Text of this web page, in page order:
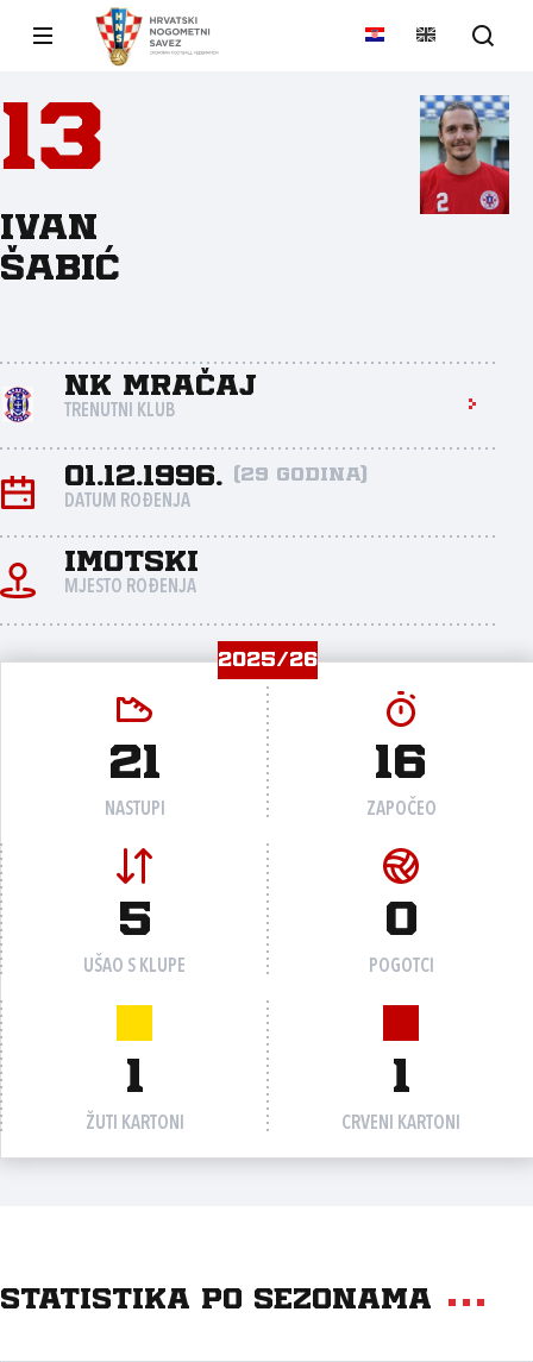
13
Ivan
Šabić
NK Mračaj
TRENUTNI KLUB
01.12.1996. (29 godina)
DATUM ROĐENJA
Imotski
MJESTO ROĐENJA
2025/26
21
NASTUPI
16
ZAPOČEO
5
UŠAO S KLUPE
0
POGOTCI
1
ŽUTI KARTONI
1
CRVENI KARTONI
Statistika po sezonama